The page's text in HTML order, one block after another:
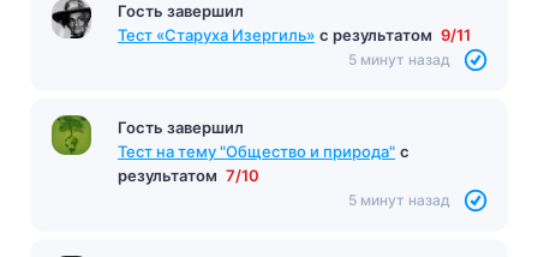
Гость завершил
Тест «Старуха Изергиль» с результатом 9/11
5 минут назад
Гость завершил
Тест на тему "Общество и природа" с
результатом 7/10
5 минут назад